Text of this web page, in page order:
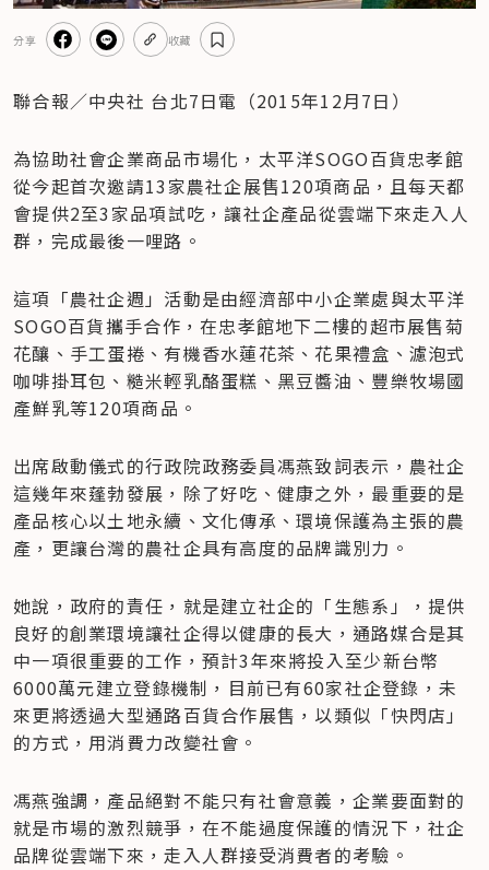
分享 收藏
聯合報／中央社 台北7日電（2015年12月7日）
為協助社會企業商品市場化，太平洋SOGO百貨忠孝館
從今起首次邀請13家農社企展售120項商品，且每天都
會提供2至3家品項試吃，讓社企產品從雲端下來走入人
群，完成最後一哩路。
這項「農社企週」活動是由經濟部中小企業處與太平洋
SOGO百貨攜手合作，在忠孝館地下二樓的超市展售菊
花釀、手工蛋捲、有機香水蓮花茶、花果禮盒、濾泡式
咖啡掛耳包、糙米輕乳酪蛋糕、黑豆醬油、豐樂牧場國
產鮮乳等120項商品。
出席啟動儀式的行政院政務委員馮燕致詞表示，農社企
這幾年來蓬勃發展，除了好吃、健康之外，最重要的是
產品核心以土地永續、文化傳承、環境保護為主張的農
產，更讓台灣的農社企具有高度的品牌識別力。
她說，政府的責任，就是建立社企的「生態系」，提供
良好的創業環境讓社企得以健康的長大，通路媒合是其
中一項很重要的工作，預計3年來將投入至少新台幣
6000萬元建立登錄機制，目前已有60家社企登錄，未
來更將透過大型通路百貨合作展售，以類似「快閃店」
的方式，用消費力改變社會。
馮燕強調，產品絕對不能只有社會意義，企業要面對的
就是市場的激烈競爭，在不能過度保護的情況下，社企
品牌從雲端下來，走入人群接受消費者的考驗。